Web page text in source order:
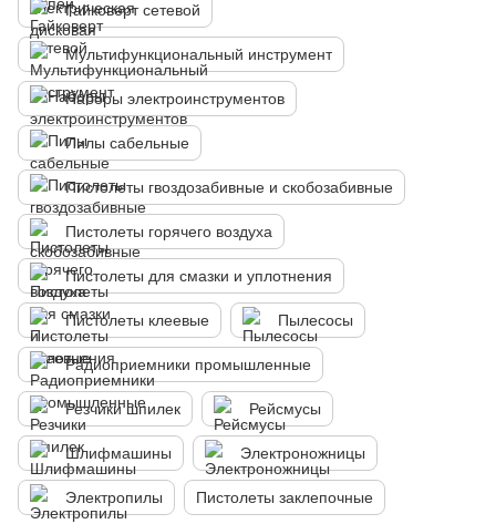
Гайковерт сетевой
Мультифункциональный инструмент
Наборы электроинструментов
Пилы сабельные
Пистолеты гвоздозабивные и скобозабивные
Пистолеты горячего воздуха
Пистолеты для смазки и уплотнения
Пистолеты клеевые Пылесосы
Радиоприемники промышленные
Резчики шпилек Рейсмусы
Шлифмашины Электроножницы
Электропилы Пистолеты заклепочные